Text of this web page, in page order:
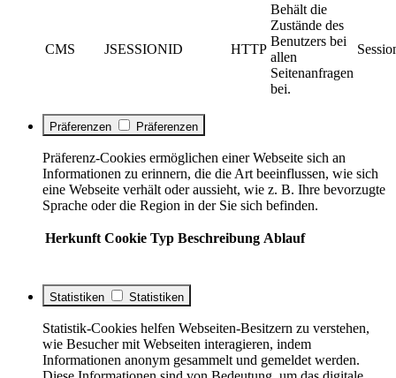
CMS JSESSIONID HTTP
Behält die
Zustände des
Benutzers bei
allen
Seitenanfragen
bei.
Präferenzen Präferenzen
Präferenz-Cookies ermöglichen einer Webseite sich an
Informationen zu erinnern, die die Art beeinflussen, wie sich
eine Webseite verhält oder aussieht, wie z. B. Ihre bevorzugte
Sprache oder die Region in der Sie sich befinden.
Herkunft Cookie Typ Beschreibung Ablauf
Statistiken Statistiken
Statistik-Cookies helfen Webseiten-Besitzern zu verstehen,
wie Besucher mit Webseiten interagieren, indem
Informationen anonym gesammelt und gemeldet werden.